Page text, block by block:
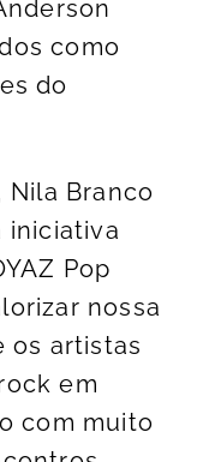
como
do
Branco
iniciativa
Pop
nossa
os artistas
em
com muito